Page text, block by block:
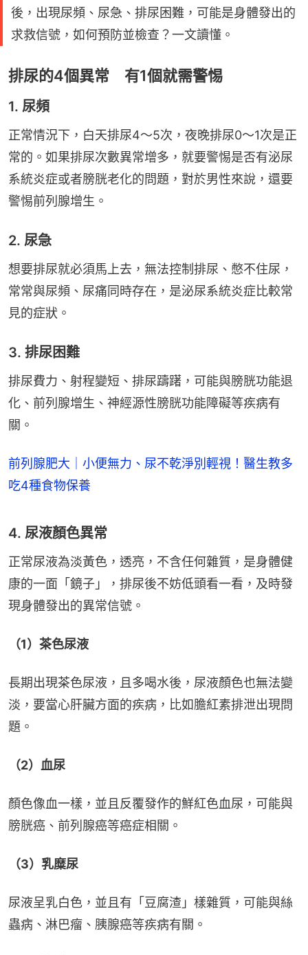
後，出現尿頻、尿急、排尿困難，可能是身體發出的
求救信號，如何預防並檢查？一文讀懂。
排尿的4個異常 有1個就需警惕
1. 尿頻
正常情況下，白天排尿4～5次，夜晚排尿0～1次是正
常的。如果排尿次數異常增多，就要警惕是否有泌尿
系統炎症或者膀胱老化的問題，對於男性來說，還要
警惕前列腺增生。
2. 尿急
想要排尿就必須馬上去，無法控制排尿、憋不住尿，
常常與尿頻、尿痛同時存在，是泌尿系統炎症比較常
見的症狀。
3. 排尿困難
排尿費力、射程變短、排尿躊躇，可能與膀胱功能退
化、前列腺增生、神經源性膀胱功能障礙等疾病有
關。
前列腺肥大｜小便無力、尿不乾淨別輕視！醫生教多
吃4種食物保養
4. 尿液顏色異常
正常尿液為淡黃色，透亮，不含任何雜質，是身體健
康的一面「鏡子」，排尿後不妨低頭看一看，及時發
現身體發出的異常信號。
（1）茶色尿液
長期出現茶色尿液，且多喝水後，尿液顏色也無法變
淡，要當心肝臟方面的疾病，比如膽紅素排泄出現問
題。
（2）血尿
顏色像血一樣，並且反覆發作的鮮紅色血尿，可能與
膀胱癌、前列腺癌等癌症相關。
（3）乳糜尿
尿液呈乳白色，並且有「豆腐渣」樣雜質，可能與絲
蟲病、淋巴瘤、胰腺癌等疾病有關。